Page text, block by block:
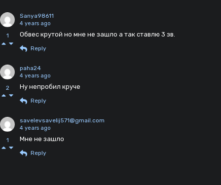
1
Sanya98611
4 years ago
Обвес крутой но мне не зашло а так ставлю 3 зв.
Reply
2
paha24
4 years ago
Ну непробил круче
Reply
1
savelevsavelij571@gmail.com
4 years ago
Мне не зашло
Reply